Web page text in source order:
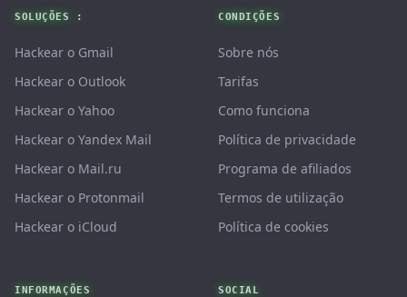
SOLUÇÕES :
Hackear o Gmail
Hackear o Outlook
Hackear o Yahoo
Hackear o Yandex Mail
Hackear o Mail.ru
Hackear o Protonmail
Hackear o iCloud
INFORMAÇÕES
CONDIÇÕES
Sobre nós
Tarifas
Como funciona
Política de privacidade
Programa de afiliados
Termos de utilização
Política de cookies
SOCIAL